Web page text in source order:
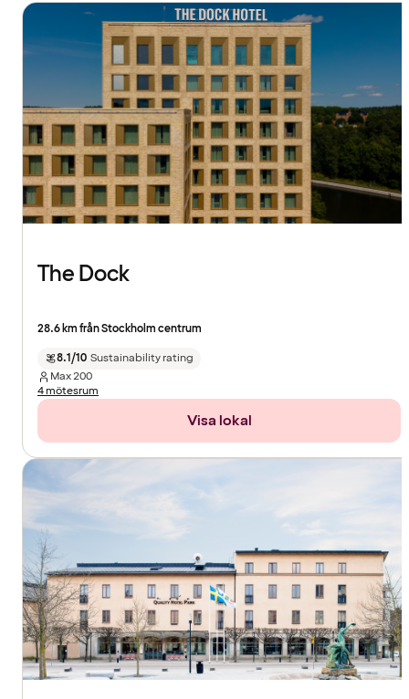
The Dock
28.6 km från Stockholm centrum
8.1/10 Sustainability rating
Max200
4 mötesrum
Visa lokal